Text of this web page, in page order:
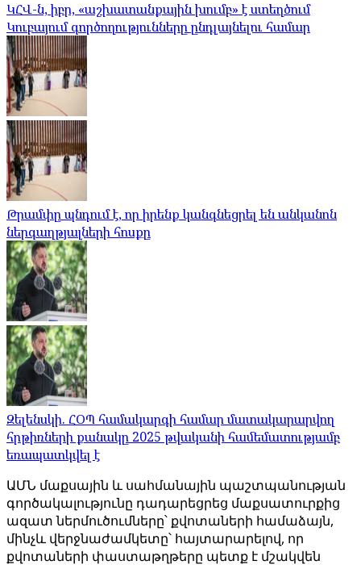
ԿՀՎ-ն, իբր, «աշխատանքային խումբ» է ստեղծում
Կուբայում գործողությունները ընդլայնելու համար
Թրամփը պնդում է, որ իրենք կանգնեցրել են անկանոն
ներգաղթյալների հոսքը
Զելենսկի. ՀՕՊ համակարգի համար մատակարարվող
հրթիռների քանակը 2025 թվականի համեմատությամբ
եռապատկվել է
ԱՄՆ մաքսային և սահմանային պաշտպանության
գործակալությունը դադարեցրեց մաքսատուրքից
ազատ ներմուծումները՝ քվոտաների համաձայն,
մինչև վերջնաժամկետը՝ հայտարարելով, որ
քվոտաների փաստաթղթերը պետք է մշակվեն